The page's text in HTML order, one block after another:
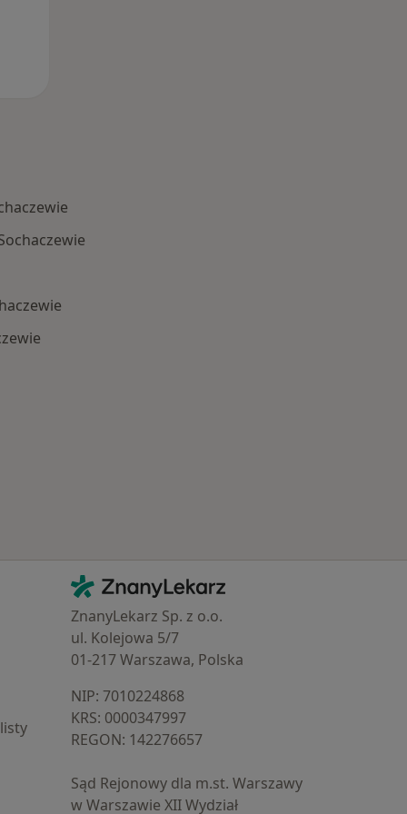
Kontakt
ZnanyLekarz - Strona główna
ZnanyLekarz Sp. z o.o.
ul. Kolejowa 5/7
01-217 Warszawa, Polska
NIP: ⁠7010224868
KRS: ⁠0000347997
REGON: ⁠142276657
Sąd Rejonowy dla m.st. Warszawy
w Warszawie XII Wydział